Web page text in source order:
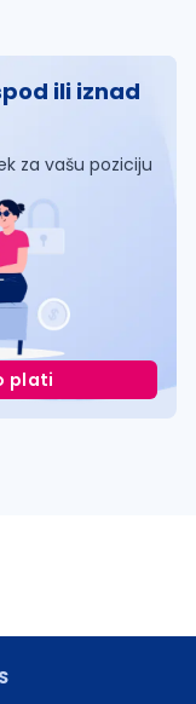
ili iznad
za vašu poziciju
plati